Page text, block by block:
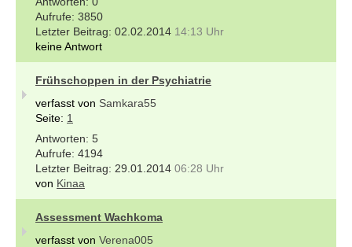
3850
02.02.2014 14:13 Uhr
keine Antwort
Frühschoppen in der Psychiatrie
verfasst von Samkara55
Seite: 1
5
4194
29.01.2014 06:28 Uhr
von Kinaa
Assessment Wachkoma
verfasst von Verena005